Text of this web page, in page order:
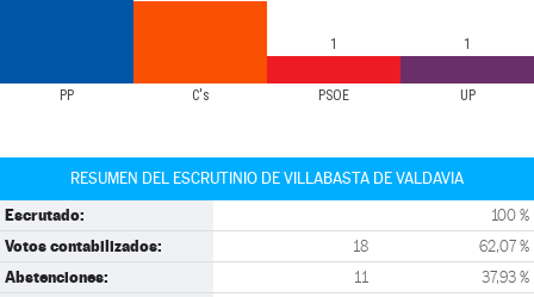
PP C's PSOE UP
1 1
RESUMEN DEL ESCRUTINIO DE VILLABASTA DE VALDAVIA
Escrutado: 100 %
Votos contabilizados: 18 62,07 %
Abstenciones: 11 37,93 %